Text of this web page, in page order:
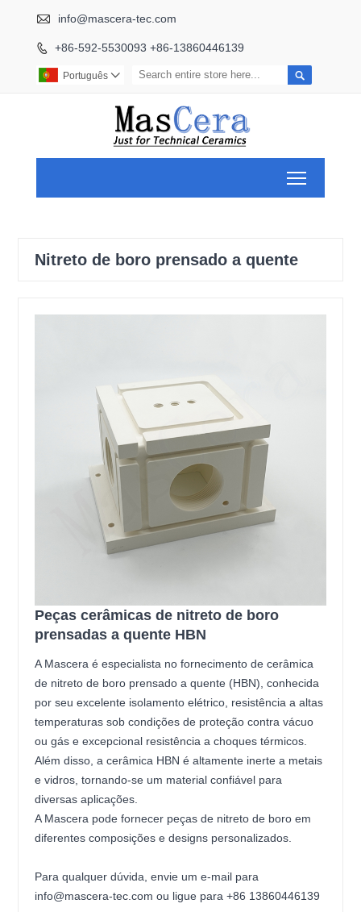
 info@mascera-tec.com
 +86-592-5530093 +86-13860446139

Português 
Nitreto de boro prensado a quente
Peças cerâmicas de nitreto de boro
prensadas a quente HBN
A Mascera é especialista no fornecimento de cerâmica
de nitreto de boro prensado a quente (HBN), conhecida
por seu excelente isolamento elétrico, resistência a altas
temperaturas sob condições de proteção contra vácuo
ou gás e excepcional resistência a choques térmicos.
Além disso, a cerâmica HBN é altamente inerte a metais
e vidros, tornando-se um material confiável para
diversas aplicações.
A Mascera pode fornecer peças de nitreto de boro em
diferentes composições e designs personalizados.
Para qualquer dúvida, envie um e-mail para
info@mascera-tec.com ou ligue para +86 13860446139